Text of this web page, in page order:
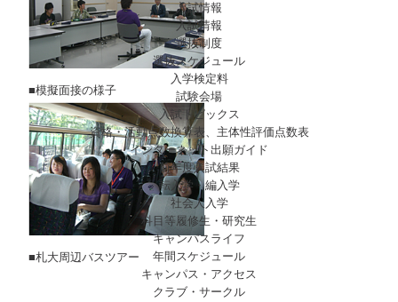
入試情報
入試情報
選抜制度
選抜スケジュール
入学検定料
試験会場
入試トピックス
資格・活動点数換算表、主体性評価点数表
インターネット出願ガイド
前年度入試結果
転入学・編入学
社会人入学
科目等履修生・研究生
キャンパスライフ
年間スケジュール
キャンパス・アクセス
クラブ・サークル
■模擬面接の様子
■札大周辺バスツアー